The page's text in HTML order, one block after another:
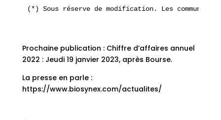
(*) Sous réserve de modification. Les
Prochaine publication : Chiffre d’affaires annuel
2022 : Jeudi 19 janvier 2023, après Bourse.
La presse en parle :
https://www.biosynex.com/actualites/